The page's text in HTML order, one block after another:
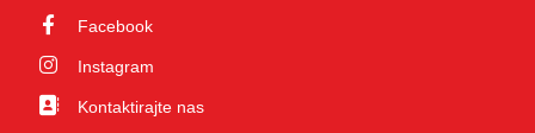
Facebook
Instagram
Kontaktirajte nas